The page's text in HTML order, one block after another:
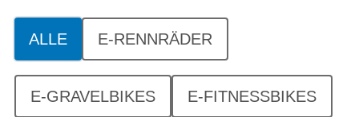
ALLE E-RENNRÄDER
E-GRAVELBIKES E-FITNESSBIKES